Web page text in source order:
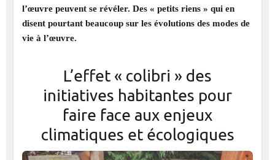
l’œuvre peuvent se révéler. Des « petits riens » qui en
disent pourtant beaucoup sur les évolutions des modes de
vie à l’œuvre.
L’effet « colibri » des
initiatives habitantes pour
faire face aux enjeux
climatiques et écologiques